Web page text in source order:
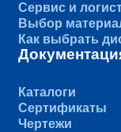
Сервис и
Выбор
Как выбрать
Каталоги
Сертификаты
Чертежи